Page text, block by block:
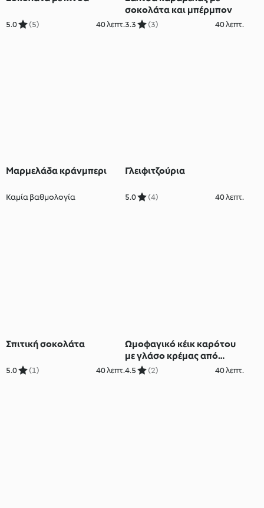
5.0 (5) 40 λεπτ.
σοκολάτα και μπέρμπον
3.3 (3) 40 λεπτ.
Μαρμελάδα κράνμπερι
Καμία βαθμολογία
Γλειφιτζούρια
5.0 (4) 40 λεπτ.
Σπιτική σοκολάτα
5.0 (1) 40 λεπτ.
Ωμοφαγικό κέικ καρότου
με γλάσο κρέμας από
κάσιους
4.5 (2) 40 λεπτ.